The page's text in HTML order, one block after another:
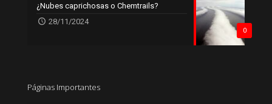
0
¿Nubes caprichosas o Chemtrails?
28/11/2024
Páginas Importantes